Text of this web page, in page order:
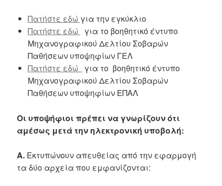
Πατήστε εδώ για την εγκύκλιο
Πατήστε εδώ
για το βοηθητικό έντυπο
Μηχανογραφικού Δελτίου Σοβαρών
Παθήσεων υποψηφίων ΓΕΛ
Πατήστε εδώ
για το βοηθητικό έντυπο
Μηχανογραφικού Δελτίου Σοβαρών
Παθήσεων υποψηφίων ΕΠΑΛ
Οι υποψήφιοι πρέπει να γνωρίζουν ότι
αμέσως μετά την ηλεκτρονική υποβολή:
Α. Εκτυπώνουν απευθείας από την εφαρμογή
τα δύο αρχεία που εμφανίζονται: